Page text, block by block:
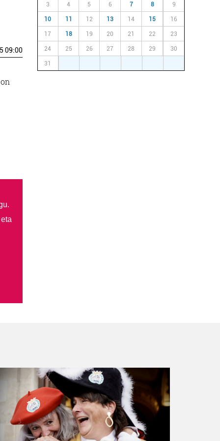
09:00
3 4 5 6 7 8 9
10 11 12 13 14 15 16
17 18 19 20 21 22 23
24 25 26 27 28 29 30
31